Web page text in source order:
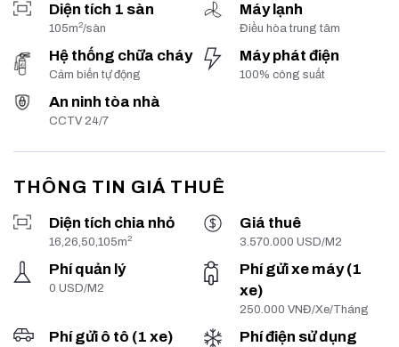
Diện tích 1 sàn
105m2/sàn
Máy lạnh
Điều hòa trung tâm
Hệ thống chữa cháy
Cảm biến tự động
Máy phát điện
100% công suất
An ninh tòa nhà
CCTV 24/7
THÔNG TIN GIÁ THUÊ
Diện tích chia nhỏ
16,26,50,105m2
Giá thuê
3.570.000 USD/M2
Phí quản lý
0 USD/M2
Phí gửi xe máy (1
xe)
250.000 VNĐ/Xe/Tháng
Phí gửi ô tô (1 xe) Phí điện sử dụng